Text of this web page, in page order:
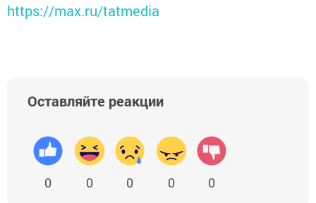
https://max.ru/tatmedia
Оставляйте реакции
0 0 0 0 0